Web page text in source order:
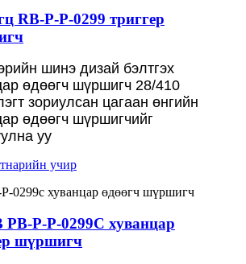
RB-P-P-0299 триггер
шинэ дизай бэлтгэх
өдөөгч шүршигч 28/410
зориулсан цагаан өнгийн
өдөөгч шүршигчийг
уу
нарийн учир
PB-P-P-0299C хуванцар
шүршигч